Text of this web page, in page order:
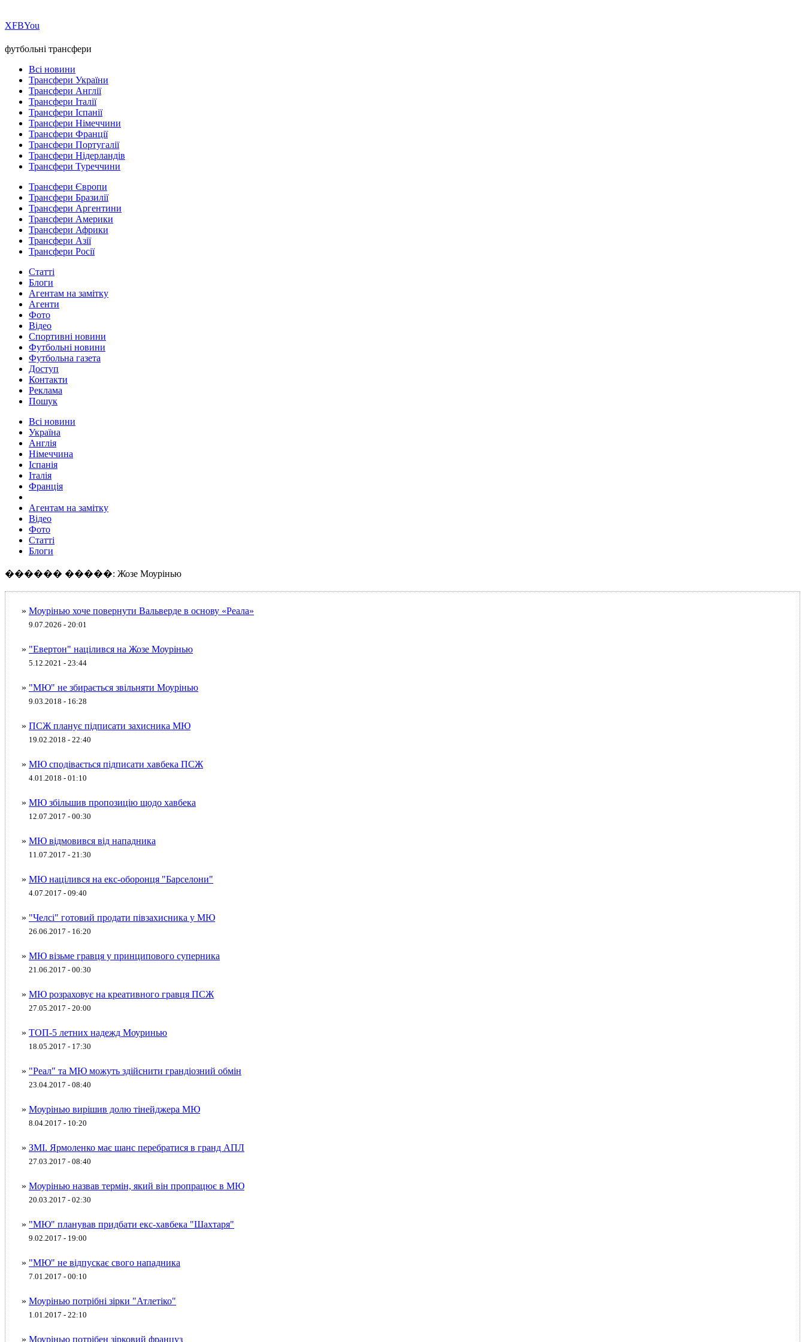
ХFBYou
футбольні трансфери
Всі новини
Трансфери України
Трансфери Англії
Трансфери Італії
Трансфери Іспанії
Трансфери Німеччини
Трансфери Франції
Трансфери Португалії
Трансфери Нідерландів
Трансфери Туреччини
Трансфери Європи
Трансфери Бразилії
Трансфери Аргентини
Трансфери Америки
Трансфери Африки
Трансфери Азії
Трансфери Росії
Статті
Блоги
Агентам на замітку
Агенти
Фото
Відео
Спортивні новини
Футбольні новини
Футбольна газета
Доступ
Контакти
Реклама
Пошук
Всі новини
Україна
Англія
Німеччина
Іспанія
Італія
Франція
Агентам на замітку
Відео
Фото
Статті
Блоги
������ �����: Жозе Моурінью
» Моурінью хоче повернути Вальверде в основу «Реала»
9.07.2026 - 20:01
» "Евертон" націлився на Жозе Моурінью
5.12.2021 - 23:44
» "МЮ" не збирається звільняти Моурінью
9.03.2018 - 16:28
» ПСЖ планує підписати захисника МЮ
19.02.2018 - 22:40
» МЮ сподівається підписати хавбека ПСЖ
4.01.2018 - 01:10
» МЮ збільшив пропозицію щодо хавбека
12.07.2017 - 00:30
» МЮ відмовився від нападника
11.07.2017 - 21:30
» МЮ націлився на екс-оборонця "Барселони"
4.07.2017 - 09:40
» "Челсі" готовий продати півзахисника у МЮ
26.06.2017 - 16:20
» МЮ візьме гравця у принципового суперника
21.06.2017 - 00:30
» МЮ розраховує на креативного гравця ПСЖ
27.05.2017 - 20:00
» ТОП-5 летних надежд Моуринью
18.05.2017 - 17:30
» "Реал" та МЮ можуть здійснити грандіозний обмін
23.04.2017 - 08:40
» Моурінью вирішив долю тінейджера МЮ
8.04.2017 - 10:20
» ЗМІ. Ярмоленко має шанс перебратися в гранд АПЛ
27.03.2017 - 08:40
» Моурінью назвав термін, який він пропрацює в МЮ
20.03.2017 - 02:30
» "МЮ" планував придбати екс-хавбека "Шахтаря"
9.02.2017 - 19:00
» "МЮ" не відпускає свого нападника
7.01.2017 - 00:10
» Моурінью потрібні зірки "Атлетіко"
1.01.2017 - 22:10
» Моурінью потрібен зірковий француз